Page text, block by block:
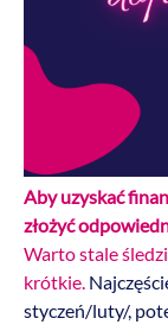
Aby uzyskać
złożyć
Warto stale
krótkie.
styczeń/luty/,